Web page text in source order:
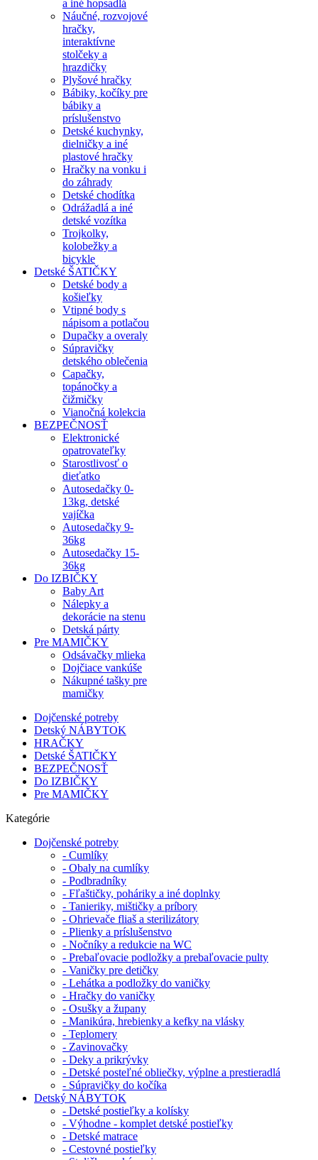
a iné hopsadlá
Náučné, rozvojové
hračky,
interaktívne
stolčeky a
hrazdičky
Plyšové hračky
Bábiky, kočíky pre
bábiky a
príslušenstvo
Detské kuchynky,
dielničky a iné
plastové hračky
Hračky na vonku i
do záhrady
Detské chodítka
Odrážadlá a iné
detské vozítka
Trojkolky,
kolobežky a
bicykle
Detské ŠATIČKY
Detské body a
košieľky
Vtipné body s
nápisom a potlačou
Dupačky a overaly
Súpravičky
detského oblečenia
Capačky,
topánočky a
čižmičky
Vianočná kolekcia
BEZPEČNOSŤ
Elektronické
opatrovateľky
Starostlivosť o
dieťatko
Autosedačky 0-
13kg, detské
vajíčka
Autosedačky 9-
36kg
Autosedačky 15-
36kg
Do IZBIČKY
Baby Art
Nálepky a
dekorácie na stenu
Detská párty
Pre MAMIČKY
Odsávačky mlieka
Dojčiace vankúše
Nákupné tašky pre
mamičky
Dojčenské potreby
Detský NÁBYTOK
HRAČKY
Detské ŠATIČKY
BEZPEČNOSŤ
Do IZBIČKY
Pre MAMIČKY
Kategórie
Dojčenské potreby
- Cumlíky
- Obaly na cumlíky
- Podbradníky
- Fľaštičky, poháriky a iné doplnky
- Tanieriky, mištičky a príbory
- Ohrievače fliaš a sterilizátory
- Plienky a príslušenstvo
- Nočníky a redukcie na WC
- Prebaľovacie podložky a prebaľovacie pulty
- Vaničky pre detičky
- Lehátka a podložky do vaničky
- Hračky do vaničky
- Osušky a župany
- Manikúra, hrebienky a kefky na vlásky
- Teplomery
- Zavinovačky
- Deky a prikrývky
- Detské posteľné obliečky, výplne a prestieradlá
- Súpravičky do kočíka
Detský NÁBYTOK
- Detské postieľky a kolísky
- Výhodne - komplet detské postieľky
- Detské matrace
- Cestovné postieľky